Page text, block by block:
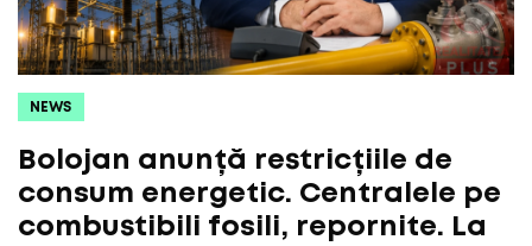
NEWS
Bolojan anunță restricțiile de
consum energetic. Centralele pe
combustibili fosili, repornite. La